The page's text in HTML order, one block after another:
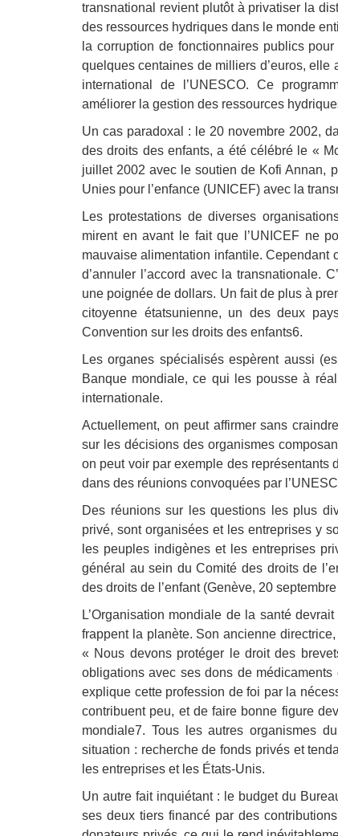
transnational revient plutôt à privatiser la
des ressources hydriques dans le monde
la corruption de fonctionnaires publics
quelques centaines de milliers d’euros,
international de l’UNESCO. Ce
améliorer la gestion des ressources
Un cas paradoxal : le 20 novembre 2002,
des droits des enfants, a été célébré le «
juillet 2002 avec le soutien de Kofi Annan,
Unies pour l’enfance (UNICEF) avec la
Les protestations de diverses
mirent en avant le fait que l’UNICEF ne
mauvaise alimentation infantile. Cependant
d’annuler l’accord avec la transnationale.
une poignée de dollars. Un fait de plus à
citoyenne étatsunienne, un des deux
Convention sur les droits des enfants6.
Les organes spécialisés espèrent aussi
Banque mondiale, ce qui les pousse à
internationale.
Actuellement, on peut affirmer sans
sur les décisions des organismes
on peut voir par exemple des représentants
dans des réunions convoquées par
Des réunions sur les questions les plus
privé, sont organisées et les entreprises y
les peuples indigènes et les entreprises
général au sein du Comité des droits de
des droits de l’enfant (Genève, 20
L’Organisation mondiale de la santé
frappent la planète. Son ancienne
« Nous devons protéger le droit des
obligations avec ses dons de
explique cette profession de foi par la
contribuent peu, et de faire bonne figure
mondiale7. Tous les autres organismes
situation : recherche de fonds privés et
les entreprises et les États-Unis.
Un autre fait inquiétant : le budget du
ses deux tiers financé par des